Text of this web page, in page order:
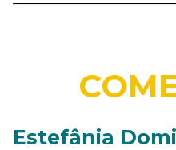
Estefânia